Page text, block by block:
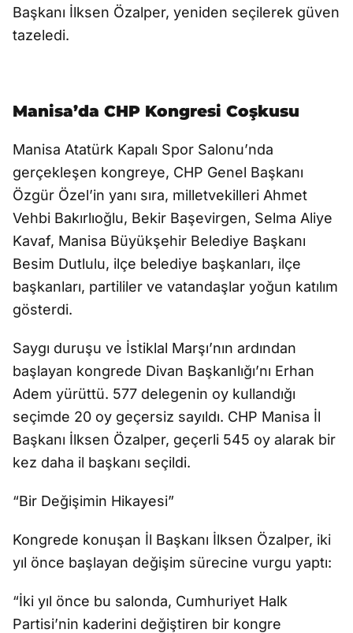
Başkanı İlksen Özalper, yeniden seçilerek güven
tazeledi.
Manisa’da CHP Kongresi Coşkusu
Manisa Atatürk Kapalı Spor Salonu’nda
gerçekleşen kongreye, CHP Genel Başkanı
Özgür Özel’in yanı sıra, milletvekilleri Ahmet
Vehbi Bakırlıoğlu, Bekir Başevirgen, Selma Aliye
Kavaf, Manisa Büyükşehir Belediye Başkanı
Besim Dutlulu, ilçe belediye başkanları, ilçe
başkanları, partililer ve vatandaşlar yoğun katılım
gösterdi.
Saygı duruşu ve İstiklal Marşı’nın ardından
başlayan kongrede Divan Başkanlığı’nı Erhan
Adem yürüttü. 577 delegenin oy kullandığı
seçimde 20 oy geçersiz sayıldı. CHP Manisa İl
Başkanı İlksen Özalper, geçerli 545 oy alarak bir
kez daha il başkanı seçildi.
“Bir Değişimin Hikayesi”
Kongrede konuşan İl Başkanı İlksen Özalper, iki
yıl önce başlayan değişim sürecine vurgu yaptı:
“İki yıl önce bu salonda, Cumhuriyet Halk
Partisi’nin kaderini değiştiren bir kongre